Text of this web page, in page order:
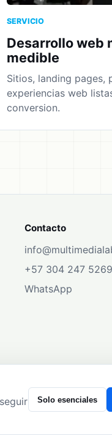
SERVICIO
Desarrollo web
medible
Sitios, landing pages,
experiencias web
conversion.
Contacto
+57 304 247 5269
WhatsApp
Solo esenciales